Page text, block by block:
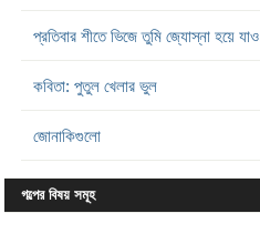
প্রতিবার শীতে ভিজে তুমি জ্যোস্না হয়ে যাও
কবিতা: পুতুল খেলার ভুল
জোনাকিগুলো
গল্পের বিষয় সমূহ